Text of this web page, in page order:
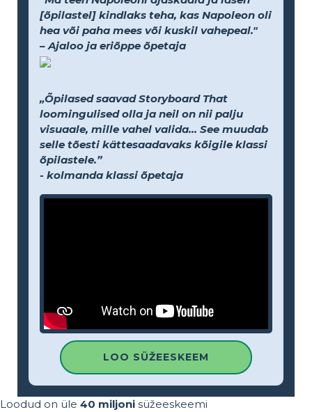
[õpilastel] kindlaks teha, kas Napoleon oli
hea või paha mees või kuskil vahepeal."
– Ajaloo ja eriõppe õpetaja
„Õpilased saavad Storyboard That
loomingulised olla ja neil on nii palju
visuaale, mille vahel valida... See muudab
selle tõesti kättesaadavaks kõigile klassi
õpilastele.”
- kolmanda klassi õpetaja
LOO SÜŽEESKEEM
Loodud on üle 40 miljoni süžeeskeemi